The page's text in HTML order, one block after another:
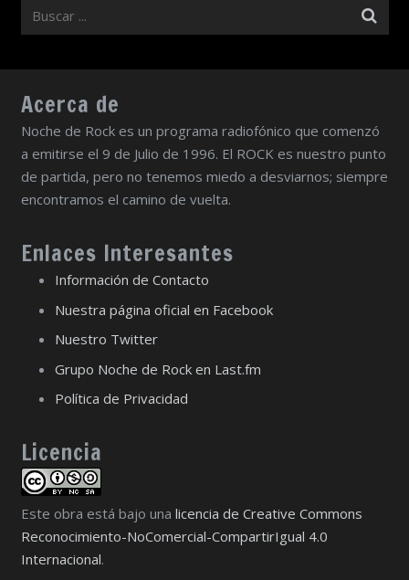
Acerca de
Noche de Rock es un programa radiofónico que comenzó
a emitirse el 9 de Julio de 1996. El ROCK es nuestro punto
de partida, pero no tenemos miedo a desviarnos; siempre
encontramos el camino de vuelta.
Enlaces Interesantes
Información de Contacto
Nuestra página oficial en Facebook
Nuestro Twitter
Grupo Noche de Rock en Last.fm
Política de Privacidad
Licencia
Este obra está bajo una licencia de Creative Commons
Reconocimiento-NoComercial-CompartirIgual 4.0
Internacional.